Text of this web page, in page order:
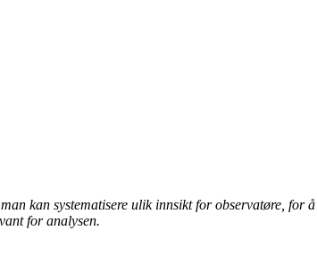
kan systematisere ulik innsikt for observatøre, for
for analysen.